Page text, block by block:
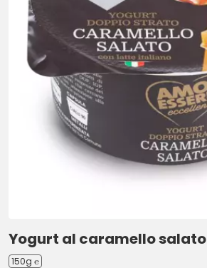
Yogurt al caramello salato
150g ℮